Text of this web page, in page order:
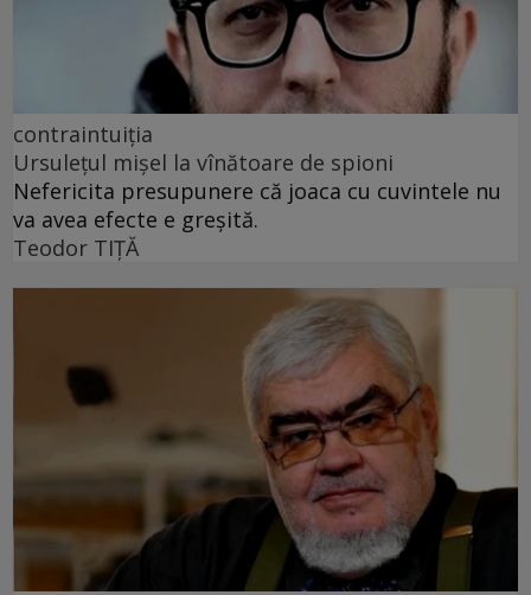
contraintuiția
Ursulețul mișel la vînătoare de spioni
Nefericita presupunere că joaca cu cuvintele nu
va avea efecte e greșită.
Teodor TIŢĂ